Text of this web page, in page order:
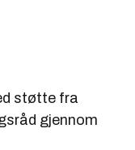
støtte fra
gjennom